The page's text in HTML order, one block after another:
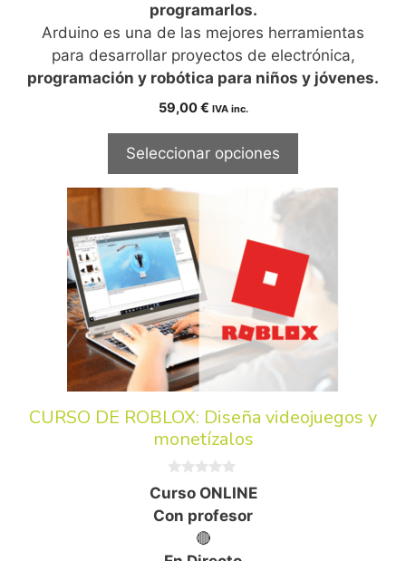
programarlos.
Arduino es una de las mejores herramientas
para desarrollar proyectos de electrónica,
programación y robótica para niños y jóvenes.
59,00€ IVA inc.
Seleccionar opciones
CURSO DE ROBLOX: Diseña videojuegos y
monetízalos
d
e
5
Curso ONLINE
Con profesor
🔴